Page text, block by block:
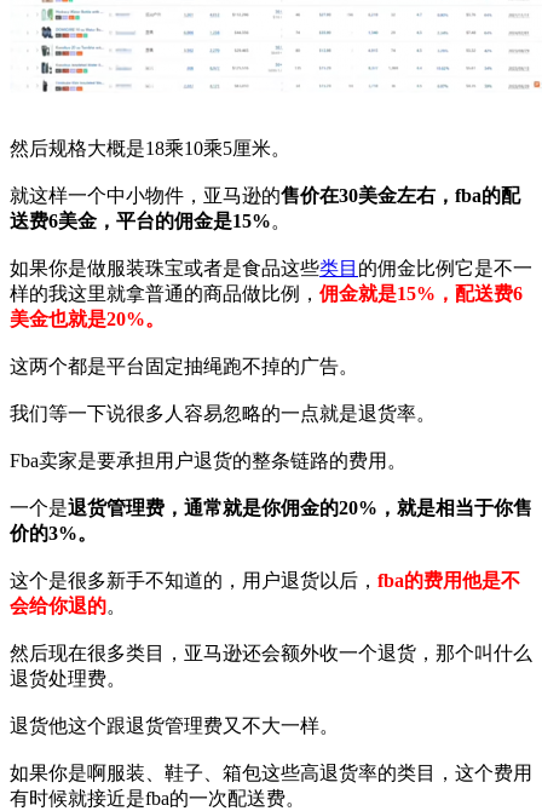
然后规格大概是18乘10乘5厘米。
就这样一个中小物件，亚马逊的售价在30美金左右，fba的配
送费6美金，平台的佣金是15%。
如果你是做服装珠宝或者是食品这些类目 的佣金比例它是不一
样的我这里就拿普通的商品做比例， 佣金就是15%，配送费6
美金也就是20%。
这两个都是平台固定抽绳跑不掉的广告。
我们等一下说很多人容易忽略的一点就是退货率。
Fba卖家是要承担用户退货的整条链路的费用。
一个是退货管理费，通常就是你佣金的20%，就是相当于你售
价的3%。
这个是很多新手不知道的，用户退货以后， fba的费用他是不
会给你退的。
然后现在很多类目，亚马逊还会额外收一个退货，那个叫什么
退货处理费。
退货他这个跟退货管理费又不大一样。
如果你是啊服装、鞋子、箱包这些高退货率的类目，这个费用
有时候就接近是fba的一次配送费。